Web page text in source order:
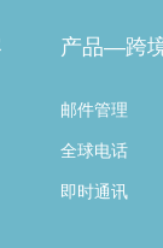
产品—跨
邮件管理
全球电话
即时通讯